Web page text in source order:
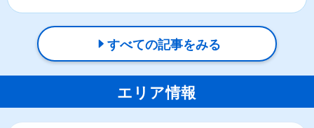
すべての記事をみる
エリア情報